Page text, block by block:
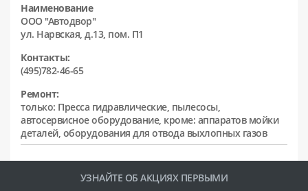
Наименование
ООО "Автодвор"
ул. Нарвская, д.13, пом. П1
Контакты:
(495)782-46-65
Ремонт:
только: Пресса гидравлические, пылесосы,
автосервисное оборудование, кроме: аппаратов мойки
деталей, оборудования для отвода выхлопных газов
УЗНАЙТЕ ОБ АКЦИЯХ ПЕРВЫМИ